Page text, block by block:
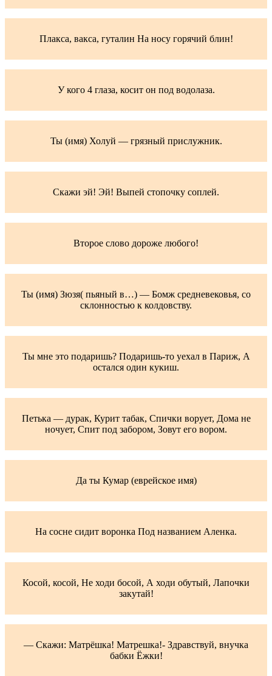
Плакса, вакса, гуталин На носу горячий блин!
У кого 4 глаза, косит он под водолаза.
Ты (имя) Холуй — грязный прислужник.
Скажи эй! Эй! Выпей стопочку соплей.
Второе слово дороже любого!
Ты (имя) Зюзя( пьяный в…) — Бомж средневековья, со
склонностью к колдовству.
Ты мне это подаришь? Подаришь-то уехал в Париж, А
остался один кукиш.
Петька — дурак, Курит табак, Спички ворует, Дома не
ночует, Спит под забором, Зовут его вором.
Да ты Кумар (еврейское имя)
На сосне сидит воронка Под названием Аленка.
Косой, косой, Не ходи босой, А ходи обутый, Лапочки
закутай!
— Скажи: Матрёшка! Матрешка!- Здравствуй, внучка
бабки Ёжки!